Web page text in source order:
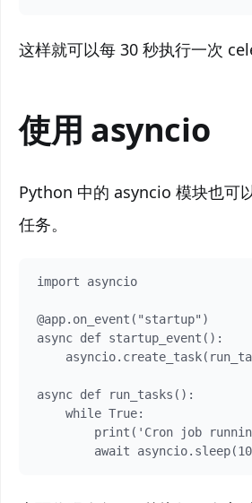
这样就可以每 30 秒执行一次
使用 asyncio
Python 中的 asyncio 模块也可
任务。
import asyncio
@app.on_event("startup")
async def startup_event():
async def run_tasks():
    while True:
print('Cron job
await